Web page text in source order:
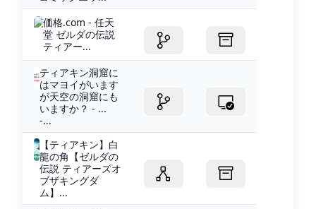
価格.com - 任天
堂 ゼルダの伝説
ティアー...
ティアキン洞窟に
はマヨイがいます
が天空の洞窟にも
いますか？ - ...
-...
【ティアキン】白
龍の角【ゼルダの
伝説 ティアーズオ
ブザキングダ
ム】...